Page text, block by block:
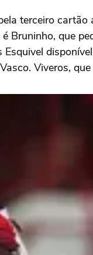
terceiro
que
Viveros,